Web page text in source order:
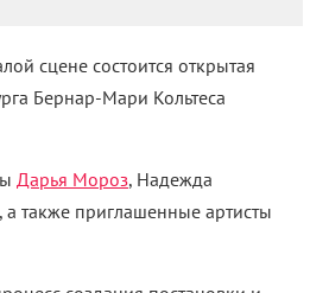
сцене состоится открытая
Бернар-Мари Кольтеса
Дарья Мороз, Надежда
также приглашенные артисты